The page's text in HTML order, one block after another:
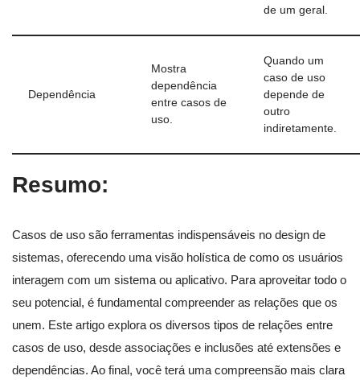
de um geral.
Dependência
Mostra
dependência
entre casos de
uso.
Quando um
caso de uso
depende de
outro
indiretamente.
Resumo:
Casos de uso são ferramentas indispensáveis no design de
sistemas, oferecendo uma visão holística de como os usuários
interagem com um sistema ou aplicativo. Para aproveitar todo o
seu potencial, é fundamental compreender as relações que os
unem. Este artigo explora os diversos tipos de relações entre
casos de uso, desde associações e inclusões até extensões e
dependências. Ao final, você terá uma compreensão mais clara